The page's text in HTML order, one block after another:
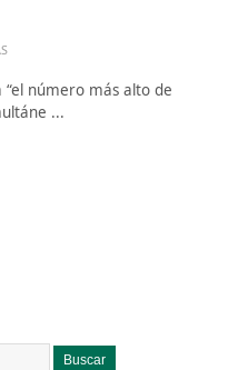
número más alto de
...